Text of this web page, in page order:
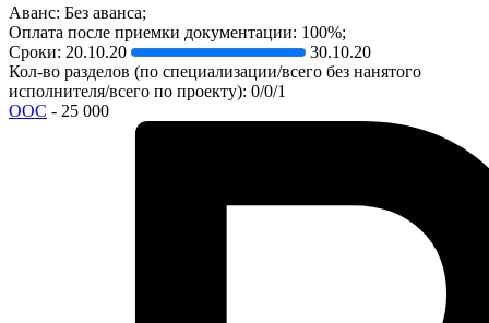
Аванс: Без аванса;
Оплата после приемки документации: 100%;
Сроки: 20.10.20
30.10.20
Кол-во разделов (по специализации/всего без нанятого
исполнителя/всего по проекту): 0/0/1
ООС - 25 000